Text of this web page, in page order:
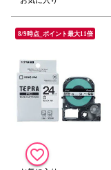
8/9時点_ポイント最大11倍